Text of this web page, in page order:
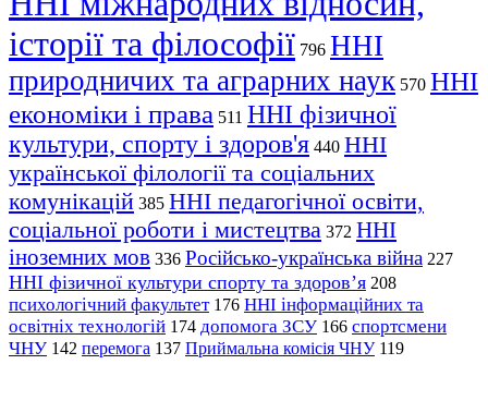
історії та філософії 796 ННІ
природничих та аграрних наук 570 ННІ
економіки і права 511 ННІ фізичної
культури, спорту і здоров'я 440 ННІ
української філології та соціальних
комунікацій 385 ННІ педагогічної освіти,
соціальної роботи і мистецтва 372 ННІ
іноземних мов 336 Російсько-українська війна 227
ННІ фізичної культури спорту та здоров’я 208
психологічний факультет 176 ННІ інформаційних та
освітніх технологій 174 допомога ЗСУ 166 спортсмени
ЧНУ 142 перемога 137 Приймальна комісія ЧНУ 119